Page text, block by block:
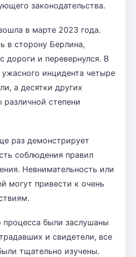
законодательства.
в марте 2023 года.
в сторону Берлина,
дороги и перевернулся. В
ужасного инцидента четыре
а десятки других
степени
раз демонстрирует
соблюдения правил
Невнимательность или
могут привести к очень
процесса были заслушаны
и свидетели, все
тщательно изучены.